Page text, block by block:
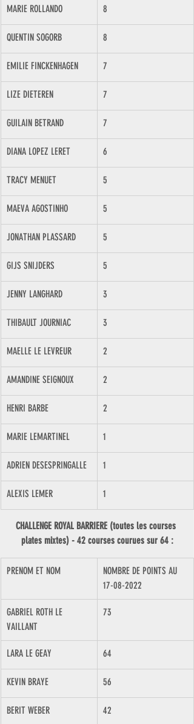
MARIE ROLLANDO 8
QUENTIN SOGORB 8
EMILIE FINCKENHAGEN 7
LIZE DIETEREN 7
GUILAIN BETRAND 7
DIANA LOPEZ LERET 6
TRACY MENUET 5
MAEVA AGOSTINHO 5
JONATHAN PLASSARD 5
GIJS SNIJDERS 5
JENNY LANGHARD 3
THIBAULT JOURNIAC 3
MAELLE LE LEVREUR 2
AMANDINE SEIGNOUX 2
HENRI BARBE 2
​MARIE LEMARTINEL 1
ADRIEN DESESPRINGALLE 1
​ALEXIS LEMER 1
CHALLENGE ROYAL BARRIERE (toutes les courses
plates mixtes) - 42 courses courues sur 64 :
PRENOM ET NOM
NOMBRE DE POINTS AU
17-08-2022
GABRIEL ROTH LE
VAILLANT
73
LARA LE GEAY 64
KEVIN BRAYE 56
BERIT WEBER 42